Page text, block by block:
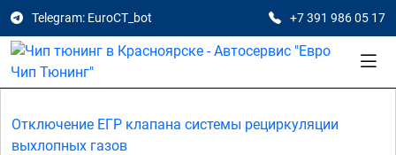
Telegram: EuroCT_bot +7 391 986 05 17
Отключение ЕГР клапана системы рециркуляции
выхлопных газов